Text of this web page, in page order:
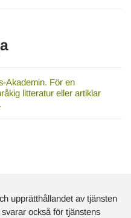
Akademin. För en
litteratur eller artiklar
upprätthållandet av tjänsten
också för tjänstens